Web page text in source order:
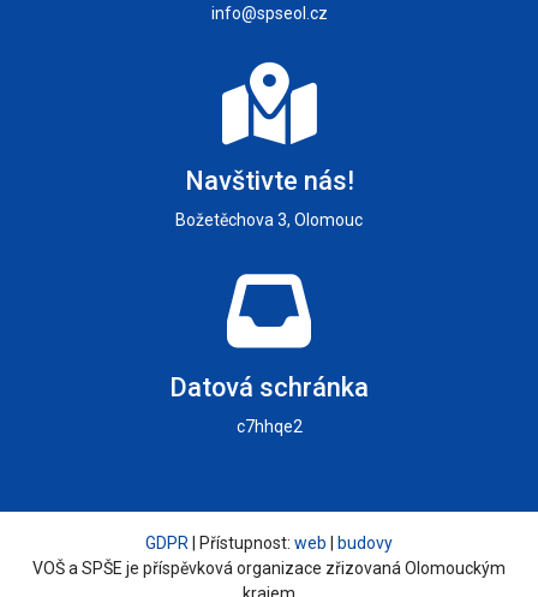
info@spseol.cz
Navštivte nás!
Božetěchova 3, Olomouc
Datová schránka
c7hhqe2
VOŠ a SPŠE je příspěvková organizace zřizovaná Olomouckým
krajem
GDPR | Přístupnost: web budovy